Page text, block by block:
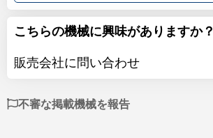
こちらの機械に興味がありますか？
販売会社に問い合わせ
不審な掲載機械を報告